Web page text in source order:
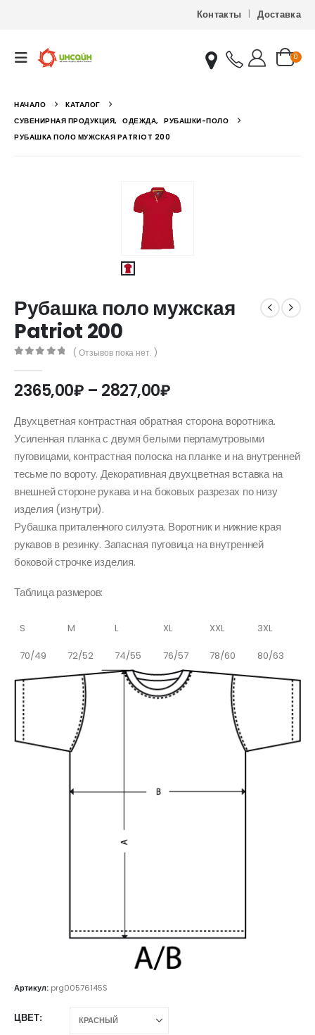
Контакты Доставка
0
НАЧАЛО
КАТАЛОГ
СУВЕНИРНАЯ ПРОДУКЦИЯ, ОДЕЖДА, РУБАШКИ-ПОЛО
РУБАШКА ПОЛО МУЖСКАЯ PATRIOT 200
Рубашка поло мужская
Patriot 200
( Отзывов пока нет. )
2365,00₽ – 2827,00₽Диапазон
2365,00₽
–
2827,00₽
Двухцветная контрастная обратная сторона воротника.
Усиленная планка с двумя белыми перламутровыми
пуговицами, контрастная полоска на планке и на внутренней
тесьме по вороту. Декоративная двухцветная вставка на
внешней стороне рукава и на боковых разрезах по низу
изделия (изнутри).
Рубашка приталенного силуэта. Воротник и нижние края
рукавов в резинку. Запасная пуговица на внутренней
боковой строчке изделия.
Таблица размеров:
S M L XL XXL 3XL
70/49 72/52 74/55 76/57 78/60 80/63
Артикул: prg00576145S
ЦВЕТ